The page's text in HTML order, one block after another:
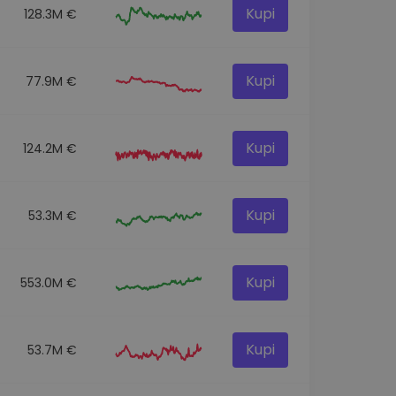
128.3M € Kupi
77.9M € Kupi
124.2M € Kupi
53.3M € Kupi
553.0M € Kupi
53.7M € Kupi